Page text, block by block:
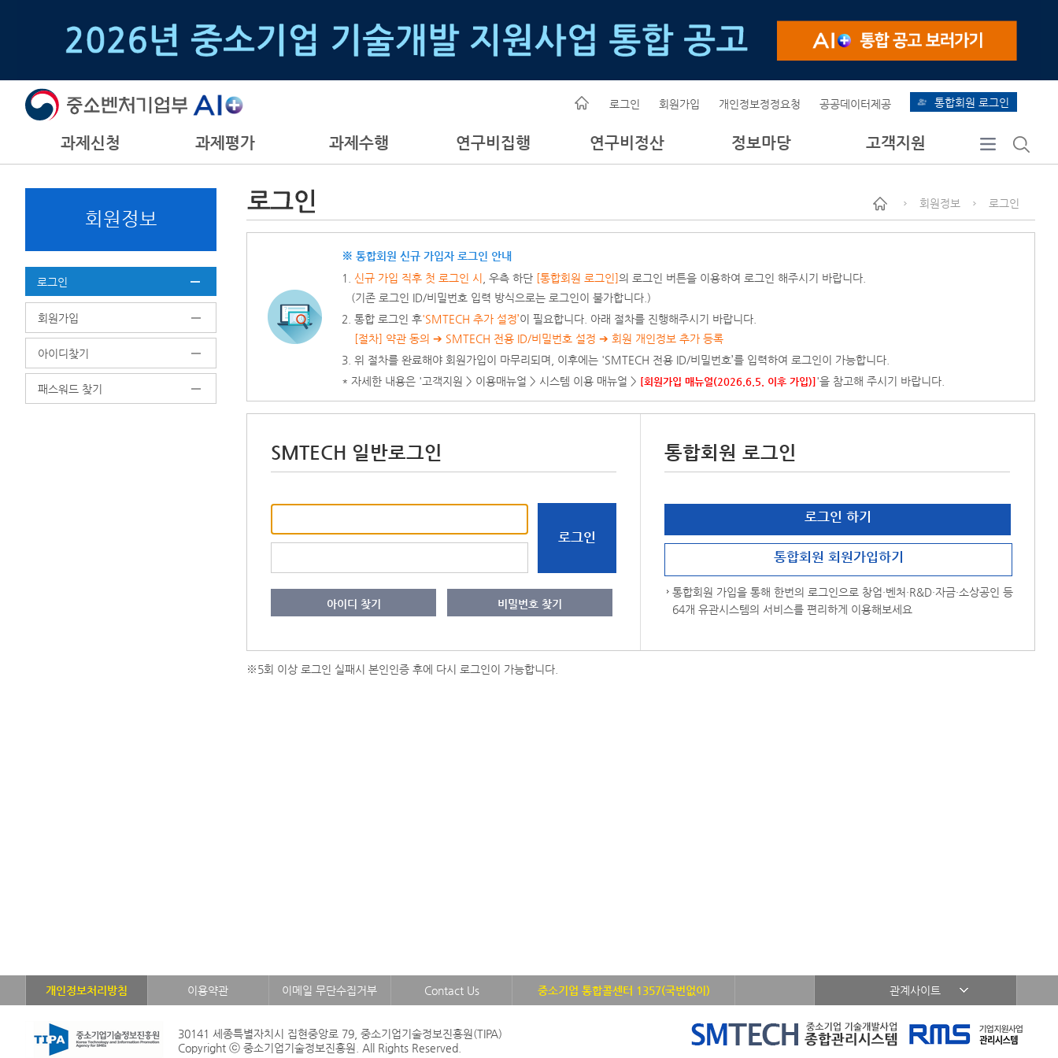
로그인 회원가입 개인정보정정요청 공공데이터제공 통합회원 로그인
과제신청 과제평가 과제수행 연구비집행 연구비정산 정보마당 고객지원
회원정보
로그인
회원가입
아이디찾기
패스워드 찾기
회원정보 로그인
※ 통합회원 신규 가입자 로그인 안내
1. 신규 가입 직후 첫 로그인 시 , 우측 하단 [통합회원 로그인]의 로그인 버튼을 이용하여 로그인 해주시기 바랍니다.
(기존 로그인 ID/비밀번호 입력 방식으로는 로그인이 불가합니다.)
2. 통합 로그인 후'SMTECH 추가 설정’이 필요합니다. 아래 절차를 진행해주시기 바랍니다.
[절차] 약관 동의 ➔ SMTECH 전용 ID/비밀번호 설정 ➔ 회원 개인정보 추가 등록
3. 위 절차를 완료해야 회원가입이 마무리되며, 이후에는 'SMTECH 전용 ID/비밀번호’를 입력하여 로그인이 가능합니다.
* 자세한 내용은 '고객지원 > 이용매뉴얼 > 시스템 이용 매뉴얼 > [회원가입 매뉴얼(2026.6.5. 이후 가입)] '을 참고해 주시기 바랍니다.
개인정보처리방침 이용약관 이메일 무단수집거부 Contact Us 중소기업 통합콜센터 1357(국번없이) 관계사이트
30141 세종특별자치시 집현중앙로 79, 중소기업기술정보진흥원(TIPA)
Copyright ⓒ 중소기업기술정보진흥원. All Rights Reserved.